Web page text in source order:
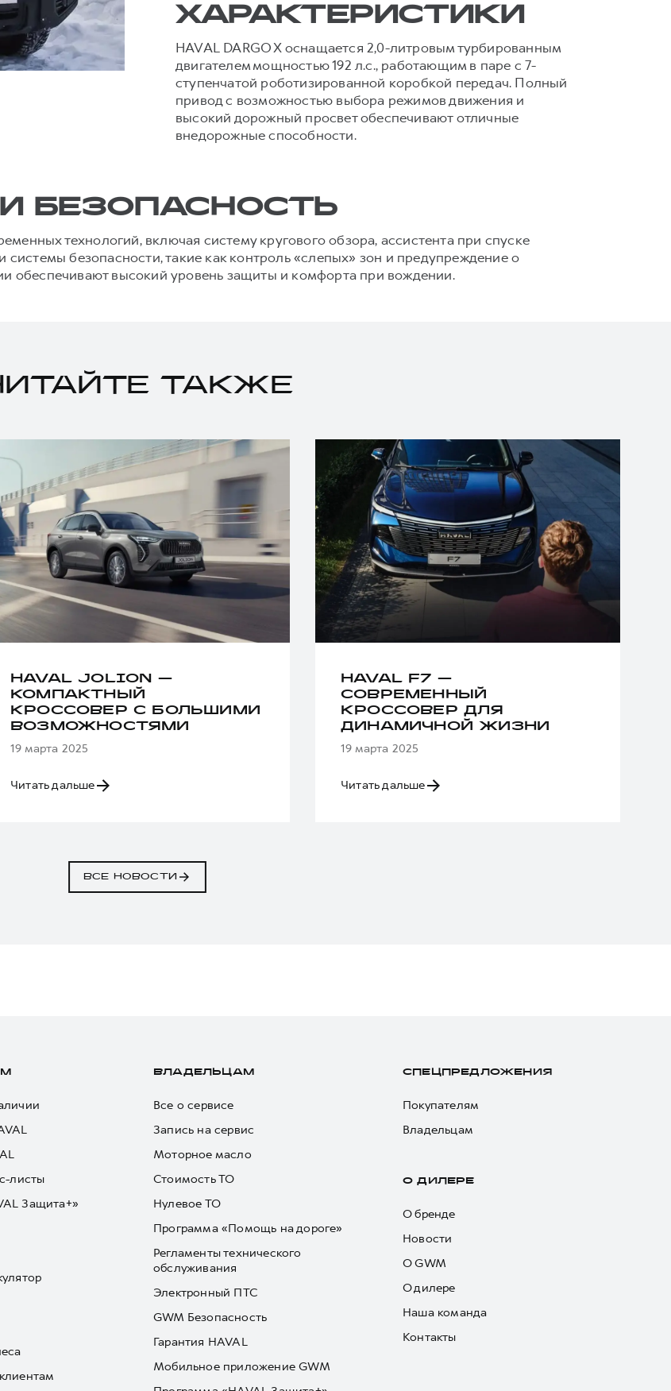
ХАРАКТЕРИСТИКИ
HAVAL DARGO X оснащается 2,0-литровым турбированным
двигателем мощностью 192 л.с., работающим в паре с 7-
ступенчатой роботизированной коробкой передач. Полный
привод с возможностью выбора режимов движения и
высокий дорожный просвет обеспечивают отличные
внедорожные способности.
БЕЗОПАСНОСТЬ
технологий, включая систему кругового обзора, ассистента при спуске
безопасности, такие как контроль «слепых» зон и предупреждение о
обеспечивают высокий уровень защиты и комфорта при вождении.
ТАКЖЕ
HAVAL JOLION —
КОМПАКТНЫЙ
КРОССОВЕР С БОЛЬШИМИ
ВОЗМОЖНОСТЯМИ
19 марта 2025
Читать дальше
HAVAL F7 —
СОВРЕМЕННЫЙ
КРОССОВЕР ДЛЯ
ДИНАМИЧНОЙ ЖИЗНИ
19 марта 2025
Читать дальше
ВСЕ НОВОСТИ
листы
Защита+»
ВЛАДЕЛЬЦАМ
Все о сервисе
Запись на сервис
Моторное масло
Стоимость ТО
Нулевое ТО
Программа «Помощь на дороге»
Регламенты технического
обслуживания
Электронный ПТС
GWM Безопасность
Гарантия HAVAL
Мобильное приложение GWM
СПЕЦПРЕДЛОЖЕНИЯ
Покупателям
Владельцам
О ДИЛЕРЕ
О бренде
Новости
О GWM
О дилере
Наша команда
Контакты